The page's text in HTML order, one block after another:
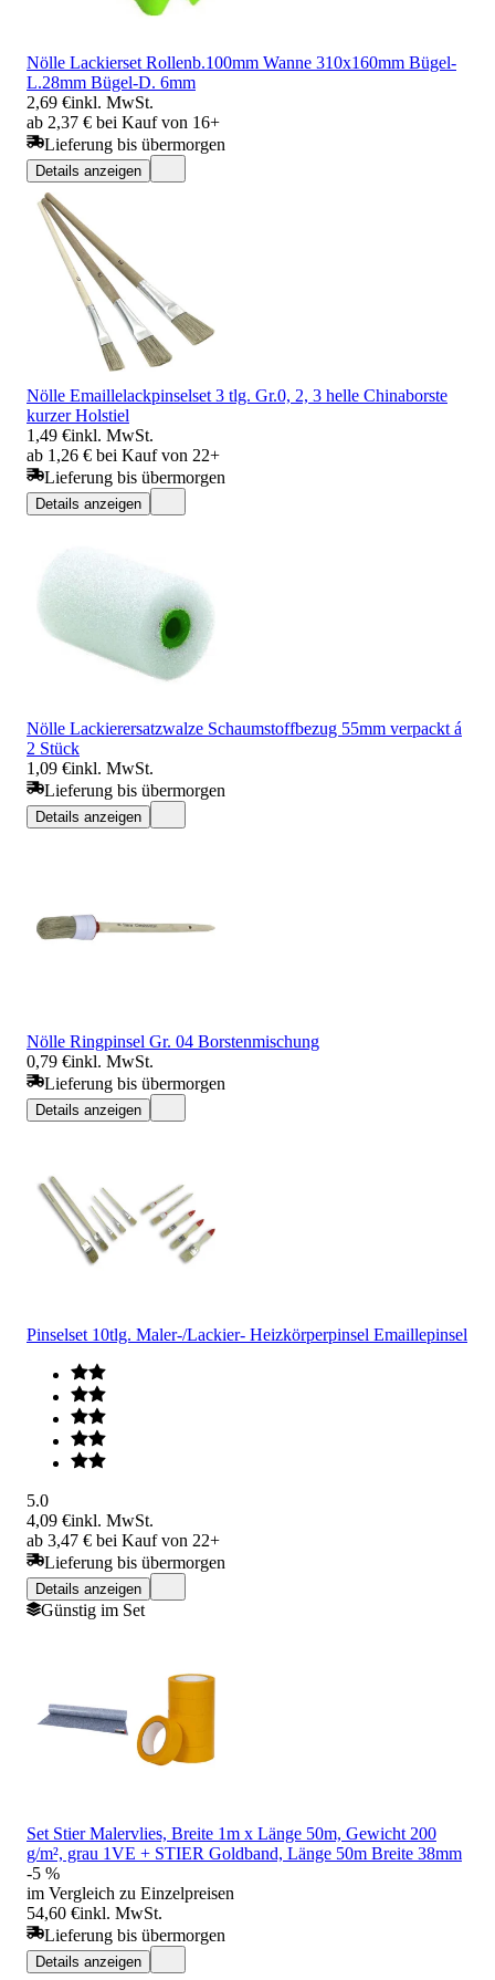
Nölle Lackierset Rollenb.100mm Wanne 310x160mm Bügel-
L.28mm Bügel-D. 6mm
2,69 €inkl. MwSt.
ab 2,37 € bei Kauf von 16+
Lieferung bis übermorgen
Details anzeigen
Nölle Emaillelackpinselset 3 tlg. Gr.0, 2, 3 helle Chinaborste
kurzer Holstiel
1,49 €inkl. MwSt.
ab 1,26 € bei Kauf von 22+
Lieferung bis übermorgen
Details anzeigen
Nölle Lackierersatzwalze Schaumstoffbezug 55mm verpackt á
2 Stück
1,09 €inkl. MwSt.
Lieferung bis übermorgen
Details anzeigen
Nölle Ringpinsel Gr. 04 Borstenmischung
0,79 €inkl. MwSt.
Lieferung bis übermorgen
Details anzeigen
Pinselset 10tlg. Maler-/Lackier- Heizkörperpinsel Emaillepinsel
5.0
4,09 €inkl. MwSt.
ab 3,47 € bei Kauf von 22+
Lieferung bis übermorgen
Details anzeigen
Günstig im Set
Set Stier Malervlies, Breite 1m x Länge 50m, Gewicht 200
g/m², grau 1VE + STIER Goldband, Länge 50m Breite 38mm
-5 %
im Vergleich zu Einzelpreisen
54,60 €inkl. MwSt.
Lieferung bis übermorgen
Details anzeigen